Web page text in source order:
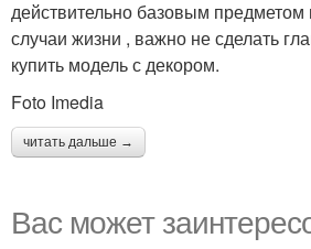
действительно базовым предметом
случаи жизни , важно не сделать
купить модель с декором.
Foto Imedia
читать дальше →
Вас может